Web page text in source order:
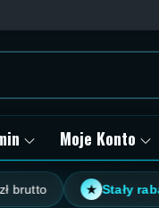
Moje Konto
★ Stały rabat